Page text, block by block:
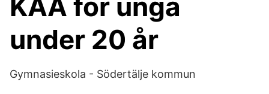
KAA för unga
under 20 år
Gymnasieskola - Södertälje kommun